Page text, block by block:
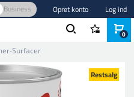
Business Opret konto Log ind
Surfacer
Restsalg
0